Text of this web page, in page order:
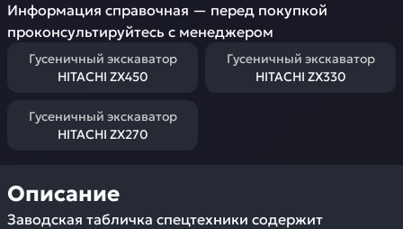
Информация справочная — перед покупкой
проконсультируйтесь с менеджером
Гусеничный экскаватор
HITACHI ZX450
Гусеничный экскаватор
HITACHI ZX330
Гусеничный экскаватор
HITACHI ZX270
Описание
Заводская табличка спецтехники содержит